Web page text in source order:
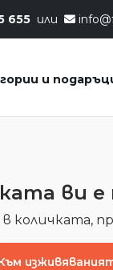
655 или
и
ви е
количката,